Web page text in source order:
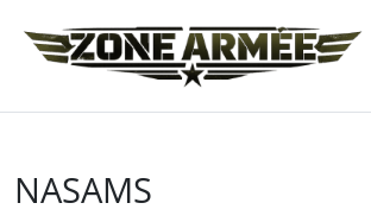
NASAMS